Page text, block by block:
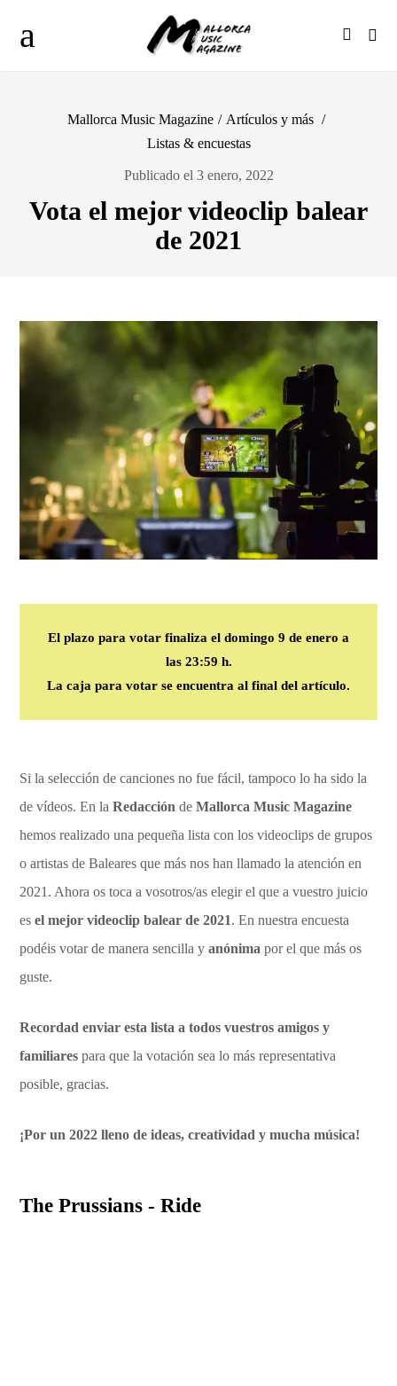
Mallorca Music Magazine / Artículos y más /
Listas & encuestas
Publicado el 3 enero, 2022
Vota el mejor videoclip balear
de 2021
El plazo para votar finaliza el domingo 9 de enero a
las 23:59 h.
La caja para votar se encuentra al final del artículo.
Si la selección de canciones no fue fácil, tampoco lo ha sido la
de vídeos. En laRedacción deMallorca Music Magazine
hemos realizado una pequeña lista con los videoclips de grupos
o artistas de Baleares que más nos han llamado la atención en
2021. Ahora os toca a vosotros/as elegir el que a vuestro juicio
esel mejor videoclip balear de 2021. En nuestra encuesta
podéis votar de manera sencilla yanónima por el que más os
guste.
Recordad enviar esta lista a todos vuestros amigos y
familiares para que la votación sea lo más representativa
posible, gracias.
¡Por un 2022 lleno de ideas, creatividad y mucha música!
The Prussians - Ride